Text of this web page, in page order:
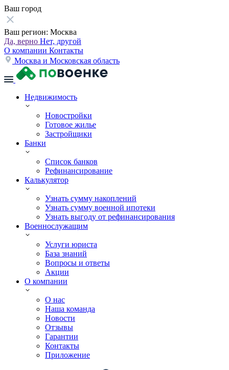
Ваш город
Ваш регион: Москва
Да, верно Нет, другой
О компании Контакты
Москва и Московская область
Недвижимость
Новостройки
Готовое жилье
Застройщики
Банки
Список банков
Рефинансирование
Калькулятор
Узнать сумму накоплений
Узнать сумму военной ипотеки
Узнать выгоду от рефинансирования
Военнослужащим
Услуги юриста
База знаний
Вопросы и ответы
Акции
О компании
О нас
Наша команда
Новости
Отзывы
Гарантии
Контакты
Приложение